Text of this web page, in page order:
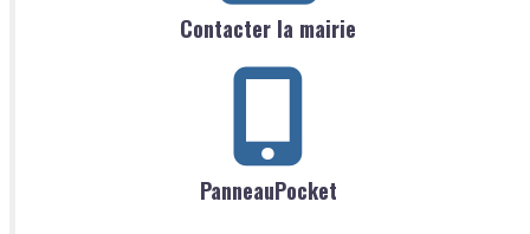
Contacter la mairie
PanneauPocket